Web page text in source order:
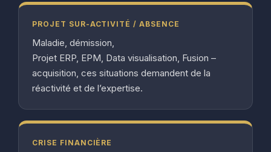
PROJET SUR-ACTIVITÉ / ABSENCE
Maladie, démission,
Projet ERP, EPM, Data visualisation, Fusion –
acquisition, ces situations demandent de la
réactivité et de l’expertise.
CRISE FINANCIÈRE